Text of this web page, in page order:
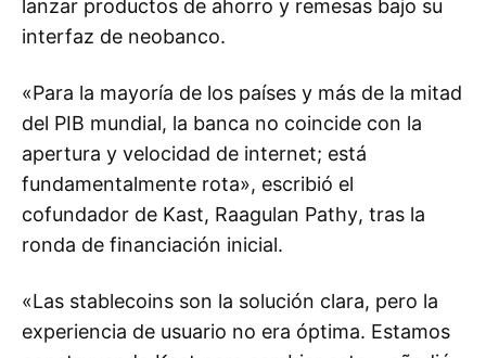
lanzar productos de ahorro y remesas bajo su
interfaz de neobanco.
«Para la mayoría de los países y más de la mitad
del PIB mundial, la banca no coincide con la
apertura y velocidad de internet; está
fundamentalmente rota», escribió el
cofundador de Kast, Raagulan Pathy, tras la
ronda de financiación inicial.
«Las stablecoins son la solución clara, pero la
experiencia de usuario no era óptima. Estamos